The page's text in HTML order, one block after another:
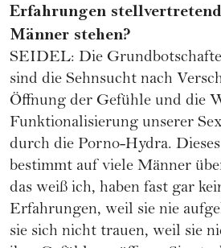
Erfahrungen
Männer stehen?
SEIDEL: Die
sind die Sehnsucht nach
Öffnung der Gefühle und die
Funktionalisierung unserer
durch die Porno-Hydra.
bestimmt auf viele Männer
das weiß ich, haben fast gar
Erfahrungen, weil sie nie
sie sich nicht trauen, weil sie